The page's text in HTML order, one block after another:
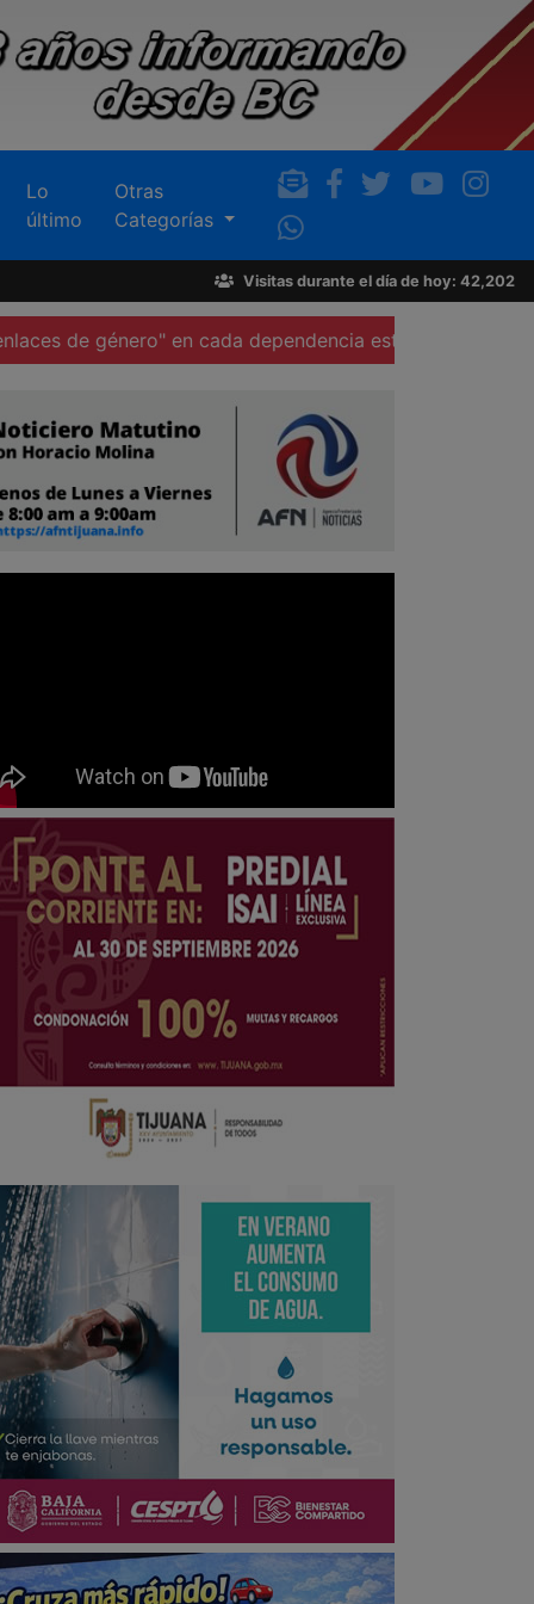
Lo
último
Otras
Categorías
Visitas durante el día de hoy: 42,202
en cada dependencia estatal, anuncian